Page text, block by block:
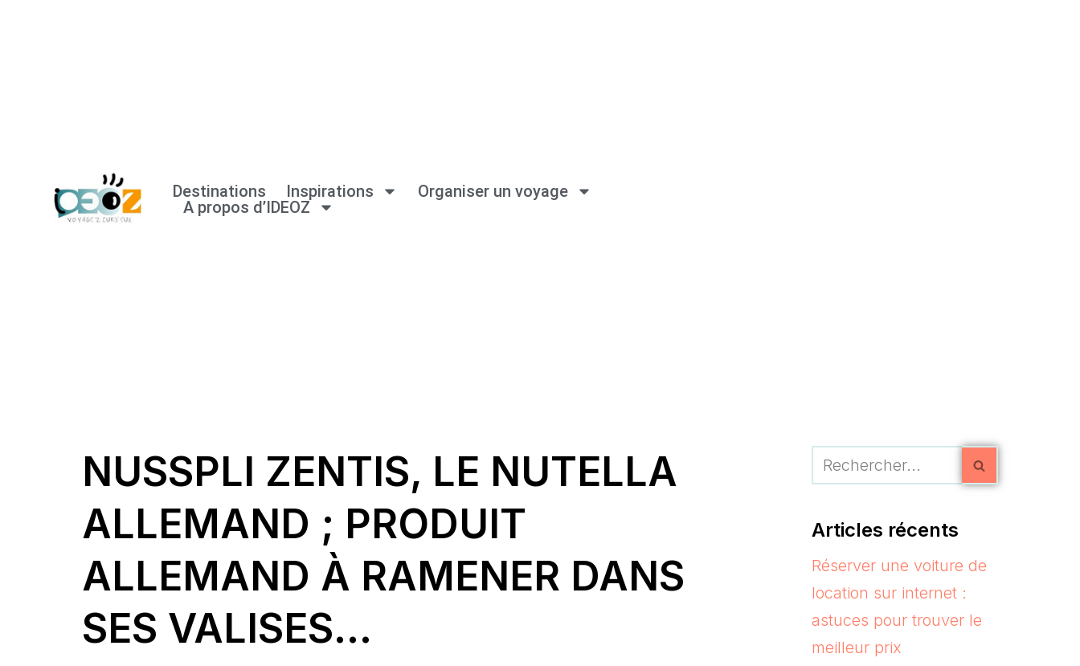
Destinations Inspirations
Organiser un voyage
A propos d’IDEOZ
NUSSPLI ZENTIS, LE NUTELLA
ALLEMAND ; PRODUIT
ALLEMAND À RAMENER DANS
SES VALISES…
Articles récents
Réserver une voiture de
location sur internet :
astuces pour trouver le
meilleur prix